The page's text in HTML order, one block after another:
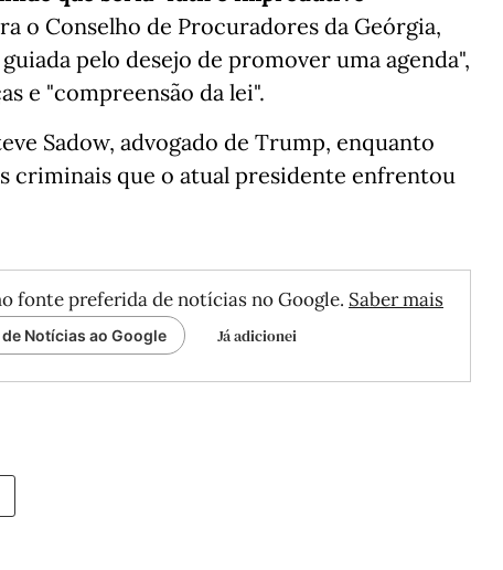
o Conselho de Procuradores da Geórgia,
pelo desejo de promover uma agenda",
e "compreensão da lei".
Sadow, advogado de Trump, enquanto
criminais que o atual presidente enfrentou
fonte preferida de notícias no Google. Saber mais
Notícias ao Google Já adicionei